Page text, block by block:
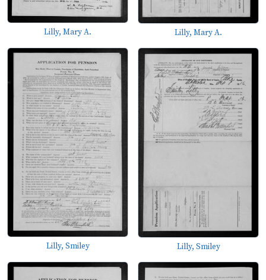
Lilly, Mary A. Lilly, Mary A.
Lilly, Smiley Lilly, Smiley